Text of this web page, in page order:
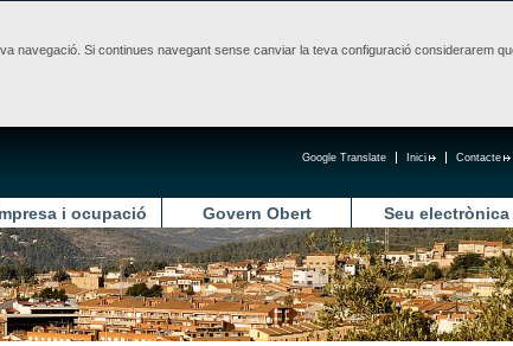
navegació. Si continues navegant sense canviar la teva configuració considerarem
Contacte
Inici
Google Translate
i ocupació Govern Obert Seu electrònica